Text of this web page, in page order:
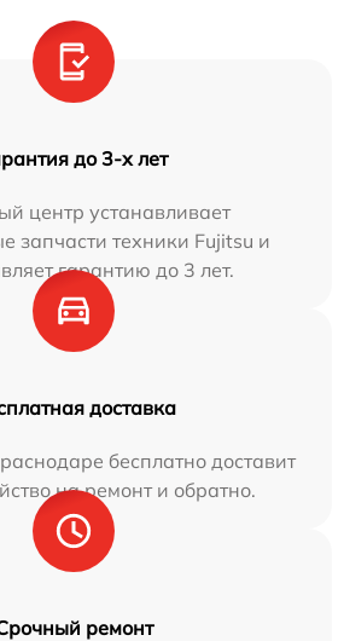
до 3-х лет
центр устанавливает
запчасти техники Fujitsu и
гарантию до 3 лет.
доставка
бесплатно доставит
на ремонт и обратно.
ремонт